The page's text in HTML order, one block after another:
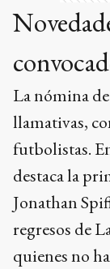
La nómina
llamativas,
futbolistas.
destaca la
Jonathan
regresos de
quienes no